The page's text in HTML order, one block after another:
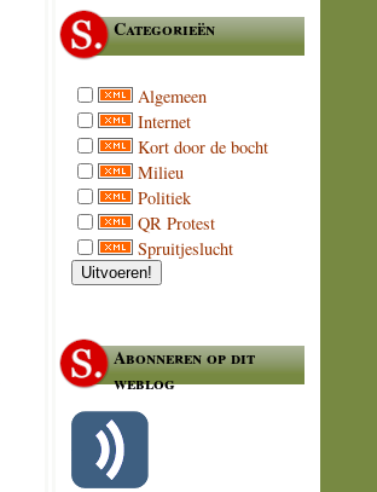
Categorieën
Algemeen
Internet
Kort door de bocht
Milieu
Politiek
QR Protest
Spruitjeslucht
Abonneren op dit
weblog